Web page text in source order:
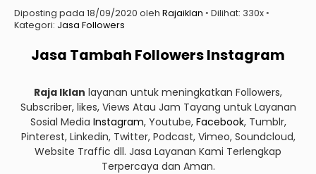
Diposting pada 18/09/2020 oleh Rajaiklan ◦ Dilihat: 330x ◦
Kategori: Jasa Followers
Jasa Tambah Followers Instagram
Raja Iklan layanan untuk meningkatkan Followers,
Subscriber, likes, Views Atau Jam Tayang untuk Layanan
Sosial Media Instagram, Youtube, Facebook, Tumblr,
Pinterest, Linkedin, Twitter, Podcast, Vimeo, Soundcloud,
Website Traffic dll. Jasa Layanan Kami Terlengkap
Terpercaya dan Aman.